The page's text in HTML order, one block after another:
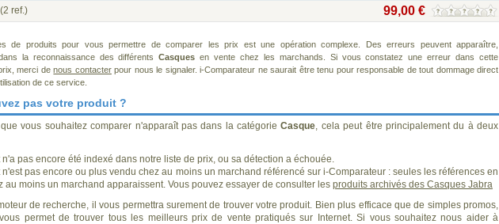
(2 ref.) 99,00 €
de produits pour vous permettre de comparer les prix est une opération complexe. Des erreurs peuvent apparaître,
la reconnaissance des différentsCasques en vente chez les marchands. Si vous constatez une erreur dans cette
merci denous contacterpour nous le signaler. i-Comparateur ne saurait être tenu pour responsable de tout dommage direct
de ce service.
pas votre produit ?
vous souhaitez comparer n'apparaît pas dans la catégorieCasque, cela peut être principalement du à deux
n'a pas encore été indexé dans notre liste de prix, ou sa détection a échouée.
n'est pas encore ou plus vendu chez au moins un marchand référencé sur i-Comparateur : seules les références en
au moins un marchand apparaissent. Vous pouvez essayer de consulter les produits archivés des Casques Jabra
de recherche, il vous permettra surement de trouver votre produit. Bien plus efficace que de simples promos,
permet de trouver tous les meilleurs prix de vente pratiqués sur Internet. Si vous souhaitez nous aider à